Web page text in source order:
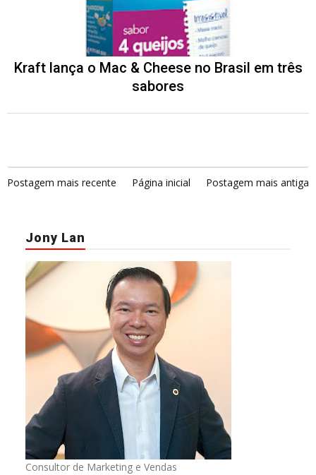
Kraft lança o Mac & Cheese no Brasil em três
sabores
Postagem mais recente Página inicial Postagem mais antiga
Jony Lan
Consultor de Marketing e Vendas